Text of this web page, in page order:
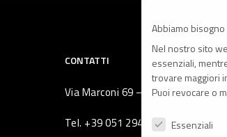
CONTATTI
Via Marconi 69 – 40122 Bologna
Tel. +39 051 294 775
Abbiamo
Nel nostro sito
essenziali,
trovare maggiori
Puoi revocare o
Preferenze Privacy
Essenziali